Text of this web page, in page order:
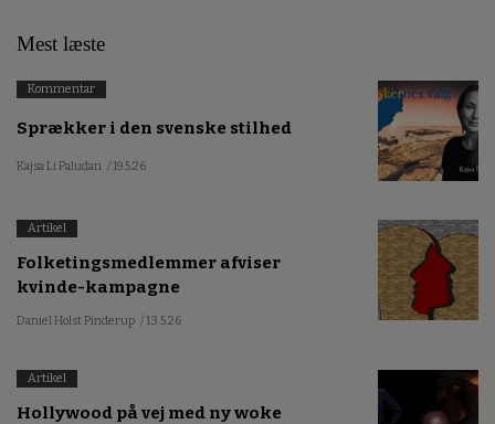
Mest læste
Kommentar
Sprækker i den svenske stilhed
Kajsa Li Paludan / 19.5.26
Artikel
Folketingsmedlemmer afviser
kvinde-kampagne
Daniel Holst Pinderup / 13.5.26
Artikel
Hollywood på vej med ny woke